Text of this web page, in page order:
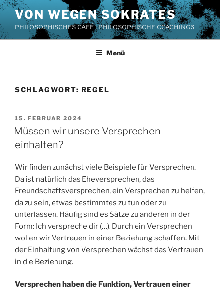
Zum
Inhalt
springen
VON WEGEN SOKRATES
PHILOSOPHISCHES CAFÉ | PHILOSOPHISCHE COACHINGS
Menü
SCHLAGWORT: REGEL
VERÖFFENTLICHT
AM
15. FEBRUAR 2024
Müssen wir unsere Versprechen
einhalten?
Wir finden zunächst viele Beispiele für Versprechen.
Da ist natürlich das Eheversprechen, das
Freundschaftsversprechen, ein Versprechen zu helfen,
da zu sein, etwas bestimmtes zu tun oder zu
unterlassen. Häufig sind es Sätze zu anderen in der
Form: Ich verspreche dir (…). Durch ein Versprechen
wollen wir Vertrauen in einer Beziehung schaffen. Mit
der Einhaltung von Versprechen wächst das Vertrauen
in die Beziehung.
Versprechen haben die Funktion, Vertrauen einer